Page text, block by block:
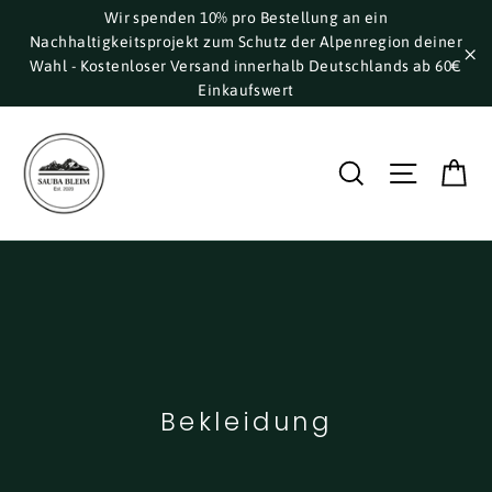
zum
Inhalt
Wir spenden 10% pro Bestellung an ein
Nachhaltigkeitsprojekt zum Schutz der Alpenregion deiner
Wahl - Kostenloser Versand innerhalb Deutschlands ab 60€
Einkaufswert
Suche
Bekleidung